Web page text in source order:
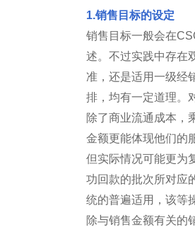
1.销售目标的设定
销售目标一般会在
述。不过实践中存在
准，还是适用一级经
排，均有一定道理。
除了商业流通成本，
金额更能体现他们的
但实际情况可能更为
功回款的批次所对应
统的普遍适用，该等
除与销售金额有关的